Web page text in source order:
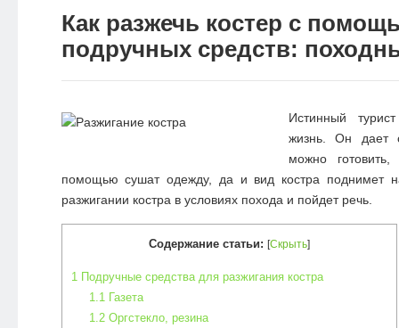
Как разжечь костер с
подручных средств:
Истинный
жизнь. Он дает
можно
помощью сушат одежду, да и вид костра поднимет
разжигании костра в условиях похода и пойдет речь.
Содержание статьи: [Скрыть]
1Подручные средства для разжигания костра
1.1Газета
1.2Оргстекло, резина